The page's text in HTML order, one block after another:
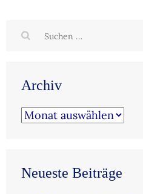
Suchen
Archiv
Archiv
Neueste Beiträge